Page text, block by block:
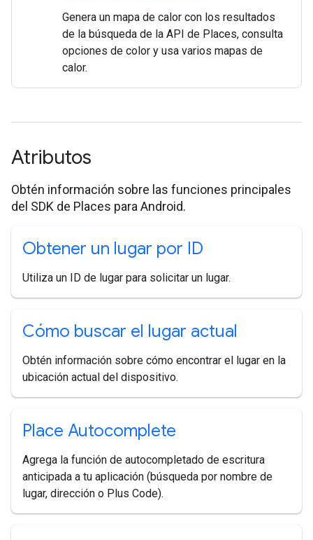
Genera un mapa de calor con los resultados
de la búsqueda de la API de Places, consulta
opciones de color y usa varios mapas de
calor.
Atributos
Obtén información sobre las funciones principales
del SDK de Places para Android.
Obtener un lugar por ID
Utiliza un ID de lugar para solicitar un lugar.
Cómo buscar el lugar actual
Obtén información sobre cómo encontrar el lugar en la
ubicación actual del dispositivo.
Place Autocomplete
Agrega la función de autocompletado de escritura
anticipada a tu aplicación (búsqueda por nombre de
lugar, dirección o Plus Code).